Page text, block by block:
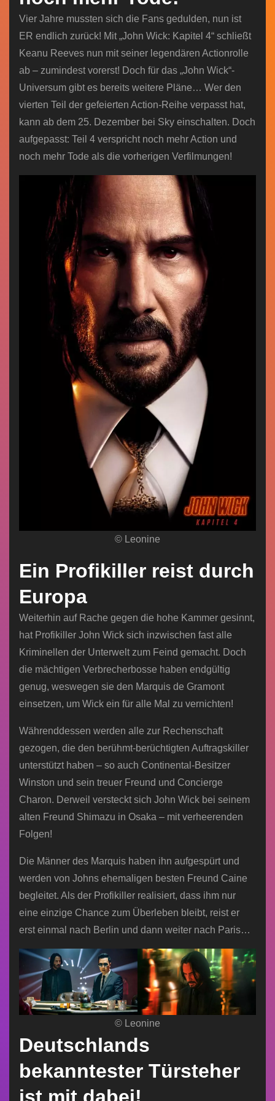
Vier Jahre mussten sich die Fans gedulden, nun ist
ER endlich zurück! Mit „John Wick: Kapitel 4“ schließt
Keanu Reeves nun mit seiner legendären Actionrolle
ab – zumindest vorerst! Doch für das „John Wick“-
Universum gibt es bereits weitere Pläne… Wer den
vierten Teil der gefeierten Action-Reihe verpasst hat,
kann ab dem 25. Dezember bei Sky einschalten. Doch
aufgepasst: Teil 4 verspricht noch mehr Action und
noch mehr Tode als die vorherigen Verfilmungen!
© Leonine
Ein Profikiller reist durch
Europa
Weiterhin auf Rache gegen die hohe Kammer gesinnt,
hat Profikiller John Wick sich inzwischen fast alle
Kriminellen der Unterwelt zum Feind gemacht. Doch
die mächtigen Verbrecherbosse haben endgültig
genug, weswegen sie den Marquis de Gramont
einsetzen, um Wick ein für alle Mal zu vernichten!
Währenddessen werden alle zur Rechenschaft
gezogen, die den berühmt-berüchtigten Auftragskiller
unterstützt haben – so auch Continental-Besitzer
Winston und sein treuer Freund und Concierge
Charon. Derweil versteckt sich John Wick bei seinem
alten Freund Shimazu in Osaka – mit verheerenden
Folgen!
Die Männer des Marquis haben ihn aufgespürt und
werden von Johns ehemaligen besten Freund Caine
begleitet. Als der Profikiller realisiert, dass ihm nur
eine einzige Chance zum Überleben bleibt, reist er
erst einmal nach Berlin und dann weiter nach Paris…
© Leonine
Deutschlands
bekanntester Türsteher